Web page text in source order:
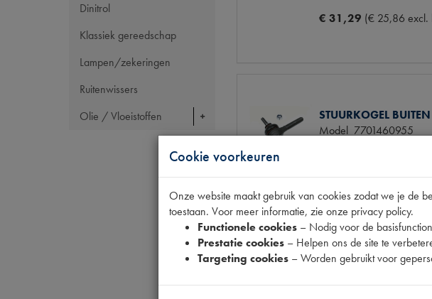
Dinitrol
Klassiek gereedschap
Lampen/zekeringen
Ruitenwissers
Olie / Vloeistoffen
€ 31,29 (€ 25,86 excl.
STUURKOGEL
Model 7701460955
Maten[PW 2] M14
Model RenaultR4
€ 11,13(€ 9,20 excl.
Cookie voorkeuren
Onze website maakt gebruik van cookies zodat we je de
toestaan. Voor meer informatie, zie onze privacy policy.
Functionele cookies – Nodig voor de
Prestatie cookies – Helpen ons de site te
Targeting cookies – Worden gebruikt voor